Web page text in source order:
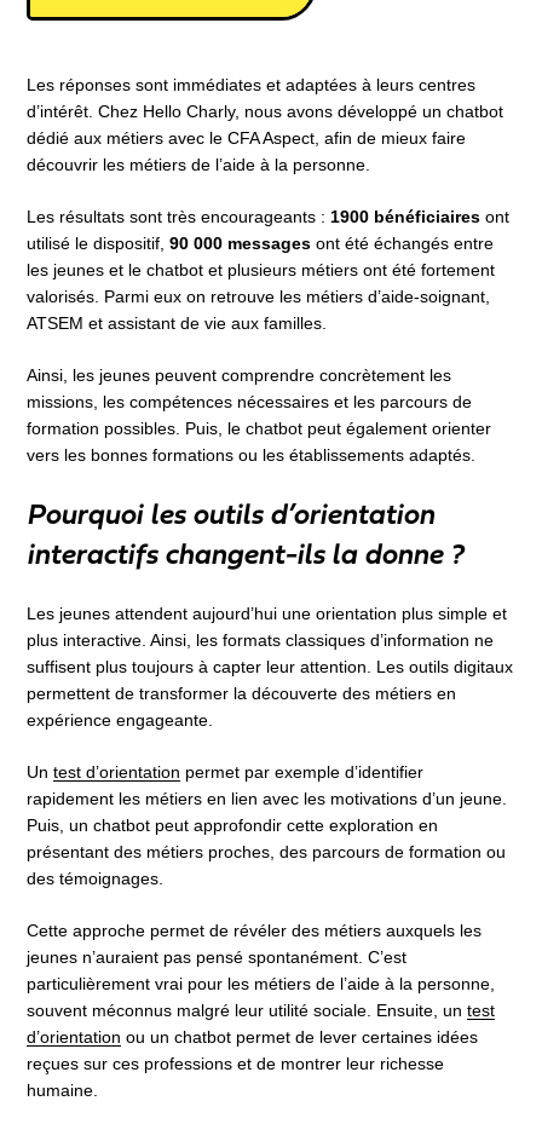
Les réponses sont immédiates et adaptées à leurs centres
d’intérêt. Chez Hello Charly, nous avons développé un chatbot
dédié aux métiers avec le CFA Aspect, afin de mieux faire
découvrir les métiers de l’aide à la personne.
Les résultats sont très encourageants : 1900 bénéficiaires ont
utilisé le dispositif,90 000 messages ont été échangés entre
les jeunes et le chatbot et plusieurs métiers ont été fortement
valorisés. Parmi eux on retrouve les métiers d’aide-soignant,
ATSEM et assistant de vie aux familles.
Ainsi, les jeunes peuvent comprendre concrètement les
missions, les compétences nécessaires et les parcours de
formation possibles. Puis, le chatbot peut également orienter
vers les bonnes formations ou les établissements adaptés.
Pourquoi les outils d’orientation
interactifs changent-ils la donne ?
Les jeunes attendent aujourd’hui une orientation plus simple et
plus interactive. Ainsi, les formats classiques d’information ne
suffisent plus toujours à capter leur attention. Les outils digitaux
permettent de transformer la découverte des métiers en
expérience engageante.
Untest d’orientation permet par exemple d’identifier
rapidement les métiers en lien avec les motivations d’un jeune.
Puis, un chatbot peut approfondir cette exploration en
présentant des métiers proches, des parcours de formation ou
des témoignages.
Cette approche permet de révéler des métiers auxquels les
jeunes n’auraient pas pensé spontanément. C’est
particulièrement vrai pour les métiers de l’aide à la personne,
souvent méconnus malgré leur utilité sociale. Ensuite, untest
d’orientation ou un chatbot permet de lever certaines idées
reçues sur ces professions et de montrer leur richesse
humaine.